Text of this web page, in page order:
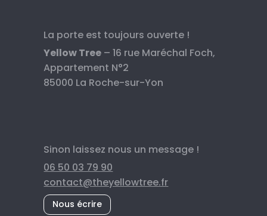
La porte est toujours ouverte !
Yellow Tree – 16 rue Maréchal Foch,
Appartement N°2
85000 La Roche-sur-Yon
Sinon laissez nous un message !
06 50 03 79 90
contact@theyellowtree.fr
Nous écrire